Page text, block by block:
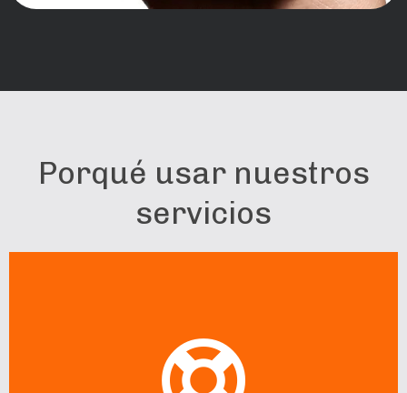
Porqué usar nuestros
servicios
Ofrecemos Soporte Ilimitado